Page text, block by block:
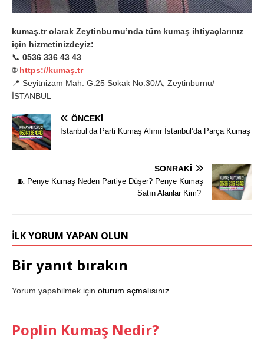
kumaş.tr olarak Zeytinburnu’nda tüm kumaş ihtiyaçlarınız
için hizmetinizdeyiz:
📞 0536 336 43 43
🌐 https://kumaş.tr
📍 Seyitnizam Mah. G.25 Sokak No:30/A, Zeytinburnu/
İSTANBUL
ÖNCEKI
İstanbul’da Parti Kumaş Alınır İstanbul’da Parça Kumaş
SONRAKI
🧵 Penye Kumaş Neden Partiye Düşer? Penye Kumaş
Satın Alanlar Kim?
İLK YORUM YAPAN OLUN
Bir yanıt bırakın
Yorum yapabilmek için oturum açmalısınız
Poplin Kumaş Nedir?